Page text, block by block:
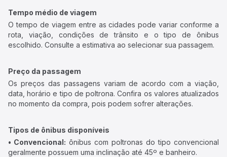
Tempo médio de viagem
O tempo de viagem entre as cidades pode variar conforme a
rota, viação, condições de trânsito e o tipo de ônibus
escolhido. Consulte a estimativa ao selecionar sua passagem.
Preço da passagem
Os preços das passagens variam de acordo com a viação,
data, horário e tipo de poltrona. Confira os valores atualizados
no momento da compra, pois podem sofrer alterações.
Tipos de ônibus disponíveis
• Convencional: ônibus com poltronas do tipo convencional
geralmente possuem uma inclinação até 45º e banheiro.